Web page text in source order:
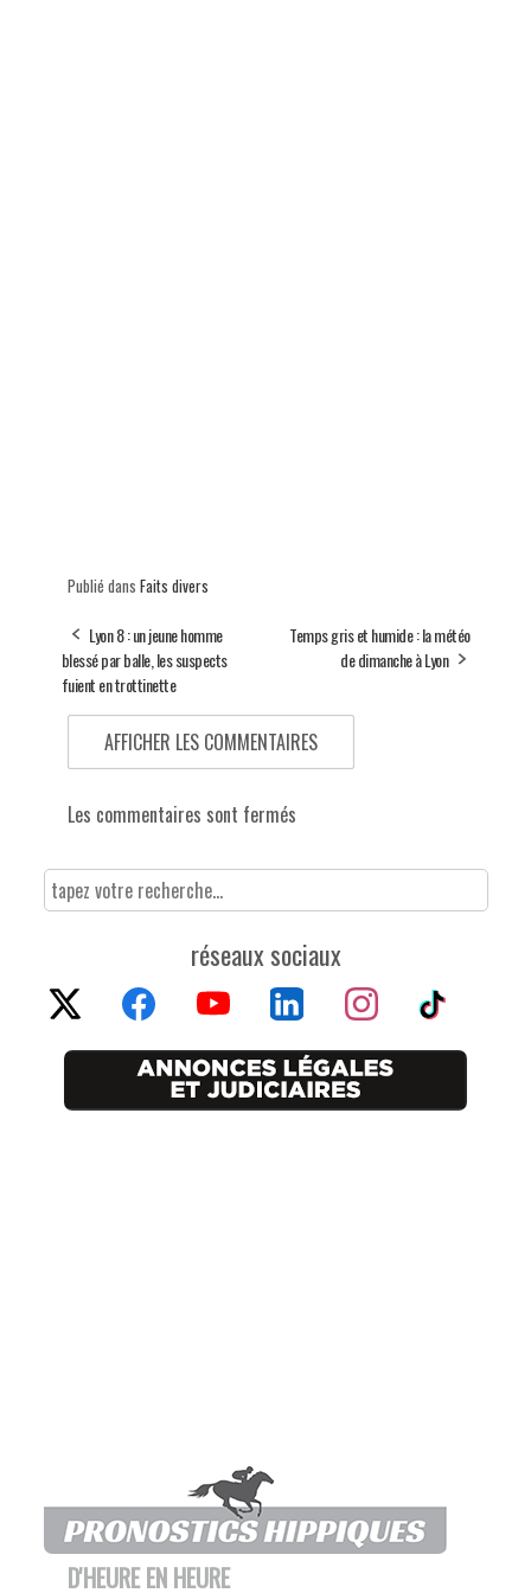
Publié dans Faits divers
Lyon 8 : un jeune homme
blessé par balle, les suspects
fuient en trottinette
Temps gris et humide : la météo
de dimanche à Lyon
AFFICHER LES COMMENTAIRES
Les commentaires sont fermés
réseaux sociaux
D'HEURE EN HEURE